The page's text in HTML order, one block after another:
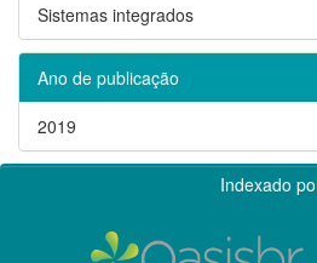
Sistemas integrados
Ano de publicação
2019
Indexado